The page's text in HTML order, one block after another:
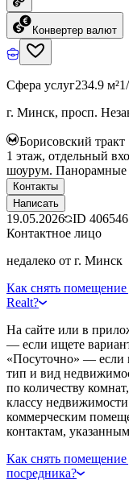
Конвертер валют
Сфера услуг234.9 м²
г. Минск, просп.
Борисовский тракт
1 этаж, отдельный
шоурум. Панорамные
Контакты
Написать
19.05.2026 ID
Контактное лицо
недалеко от г. Минск
Как снять
Realt?
На сайте или в
— если ищете
«Посуточно» — если
тип и вид
по количеству
классу
коммерческим
контактам,
Как снять
посредника?